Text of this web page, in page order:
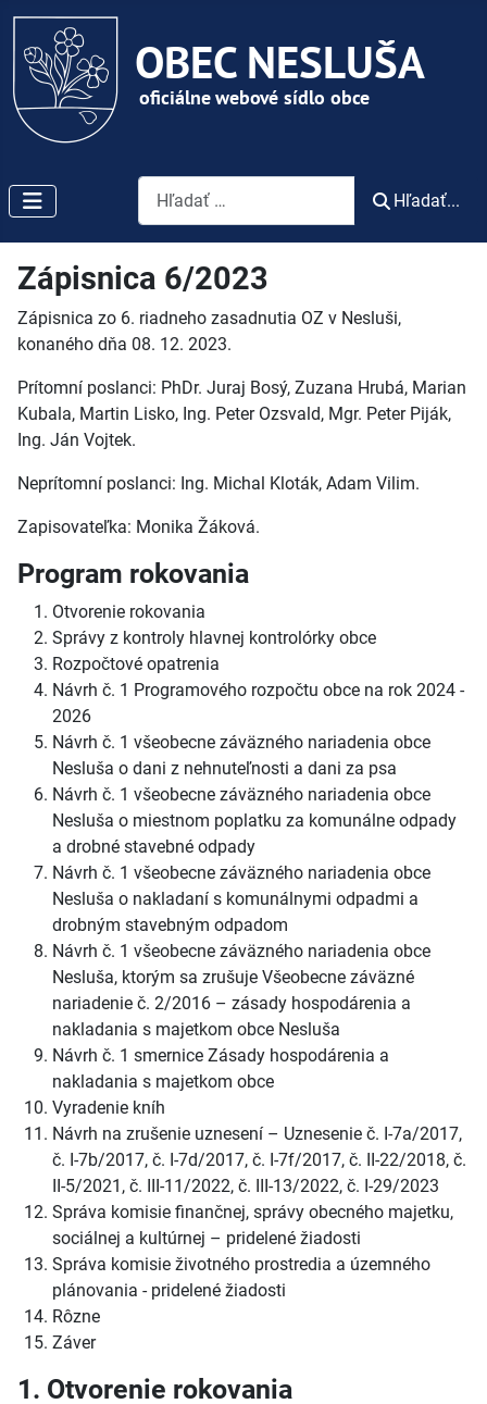
Vyhľadávanie
Hľadať...
Zápisnica 6/2023
Zápisnica zo 6. riadneho zasadnutia OZ v Nesluši,
konaného dňa 08. 12. 2023.
Prítomní poslanci: PhDr. Juraj Bosý, Zuzana Hrubá, Marian
Kubala, Martin Lisko, Ing. Peter Ozsvald, Mgr. Peter Piják,
Ing. Ján Vojtek.
Neprítomní poslanci: Ing. Michal Kloták, Adam Vilim.
Zapisovateľka: Monika Žáková.
Program rokovania
Otvorenie rokovania
Správy z kontroly hlavnej kontrolórky obce
Rozpočtové opatrenia
Návrh č. 1 Programového rozpočtu obce na rok 2024 -
2026
Návrh č. 1 všeobecne záväzného nariadenia obce
Nesluša o dani z nehnuteľnosti a dani za psa
Návrh č. 1 všeobecne záväzného nariadenia obce
Nesluša o miestnom poplatku za komunálne odpady
a drobné stavebné odpady
Návrh č. 1 všeobecne záväzného nariadenia obce
Nesluša o nakladaní s komunálnymi odpadmi a
drobným stavebným odpadom
Návrh č. 1 všeobecne záväzného nariadenia obce
Nesluša, ktorým sa zrušuje Všeobecne záväzné
nariadenie č. 2/2016 – zásady hospodárenia a
nakladania s majetkom obce Nesluša
Návrh č. 1 smernice Zásady hospodárenia a
nakladania s majetkom obce
Vyradenie kníh
Návrh na zrušenie uznesení – Uznesenie č. I-7a/2017,
č. I-7b/2017, č. I-7d/2017, č. I-7f/2017, č. II-22/2018, č.
II-5/2021, č. III-11/2022, č. III-13/2022, č. I-29/2023
Správa komisie finančnej, správy obecného majetku,
sociálnej a kultúrnej – pridelené žiadosti
Správa komisie životného prostredia a územného
plánovania - pridelené žiadosti
Rôzne
Záver
1. Otvorenie rokovania